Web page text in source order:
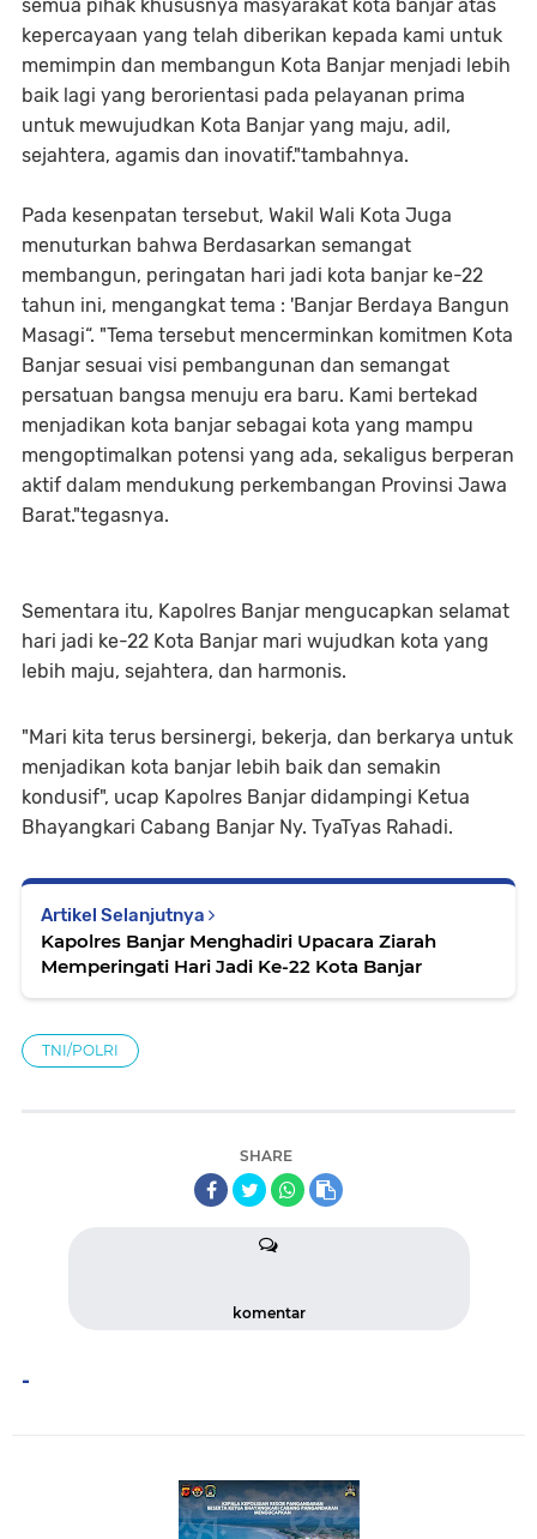
semua pihak khususnya masyarakat kota banjar atas
kepercayaan yang telah diberikan kepada kami untuk
memimpin dan membangun Kota Banjar menjadi lebih
baik lagi yang berorientasi pada pelayanan prima
untuk mewujudkan Kota Banjar yang maju, adil,
sejahtera, agamis dan inovatif."tambahnya.
Pada kesenpatan tersebut, Wakil Wali Kota Juga
menuturkan bahwa Berdasarkan semangat
membangun, peringatan hari jadi kota banjar ke-22
tahun ini, mengangkat tema : 'Banjar Berdaya Bangun
Masagi“. "Tema tersebut mencerminkan komitmen Kota
Banjar sesuai visi pembangunan dan semangat
persatuan bangsa menuju era baru. Kami bertekad
menjadikan kota banjar sebagai kota yang mampu
mengoptimalkan potensi yang ada, sekaligus berperan
aktif dalam mendukung perkembangan Provinsi Jawa
Barat."tegasnya.
Sementara itu, Kapolres Banjar mengucapkan selamat
hari jadi ke-22 Kota Banjar mari wujudkan kota yang
lebih maju, sejahtera, dan harmonis.
"Mari kita terus bersinergi, bekerja, dan berkarya untuk
menjadikan kota banjar lebih baik dan semakin
kondusif", ucap Kapolres Banjar didampingi Ketua
Bhayangkari Cabang Banjar Ny. TyaTyas Rahadi.
Artikel Selanjutnya
Kapolres Banjar Menghadiri Upacara Ziarah
Memperingati Hari Jadi Ke-22 Kota Banjar
TNI/POLRI
SHARE
komentar
-